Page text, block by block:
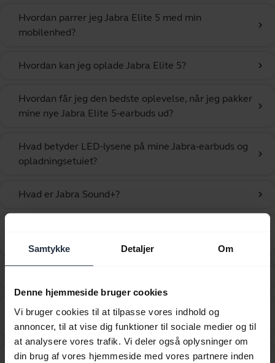
Samtykke Detaljer Om
Denne hjemmeside bruger cookies
Vi bruger cookies til at tilpasse vores indhold og
annoncer, til at vise dig funktioner til sociale medier og til
at analysere vores trafik. Vi deler også oplysninger om
din brug af vores hjemmeside med vores partnere inden
Hvordan parrer jeg Jabra Elite 5 med min
mobilenhed?
chevron_right
Hvordan kan jeg oplade Jabra Elite 5? chevron_right
Hvordan får jeg den bedste oplevelse, når jeg pakker
mine nye Jabra Elite 5-earbuds ud?
chevron_right
Hvad betyder LED-lysene på mine Jabra-earbuds og
opladningsetuiet?
chevron_right
Hvad er Jabra Sound+? chevron_right
Hvilken slags trådløs opladningspude kan jeg bruge
til at oplade min Jabra-enhed?
Hvor langt kan jeg bevæge mig væk fra min